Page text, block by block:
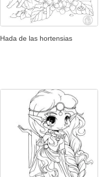
Hada de las hortensias